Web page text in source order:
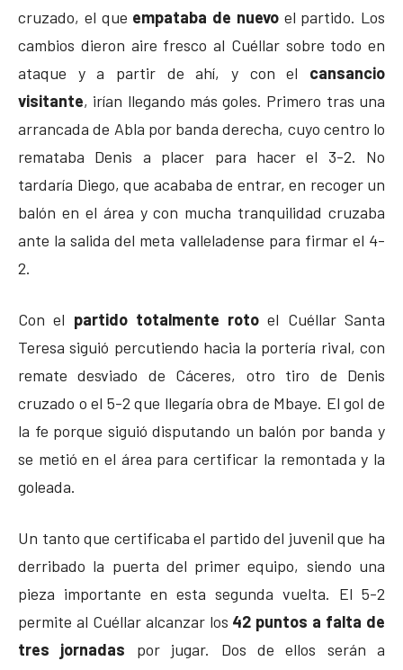
cruzado, el que empataba de nuevoel partido. Los
cambios dieron aire fresco al Cuéllar sobre todo en
ataque y a partir de ahí, y con el cansancio
visitante, irían llegando más goles. Primero tras una
arrancada de Abla por banda derecha, cuyo centro lo
remataba Denis a placer para hacer el 3-2. No
tardaría Diego, que acababa de entrar, en recoger un
balón en el área y con mucha tranquilidad cruzaba
ante la salida del meta valleladense para firmar el 4-
2.
Con el partido totalmente roto el Cuéllar Santa
Teresa siguió percutiendo hacia la portería rival, con
remate desviado de Cáceres, otro tiro de Denis
cruzado o el 5-2 que llegaría obra de Mbaye. El gol de
la fe porque siguió disputando un balón por banda y
se metió en el área para certificar la remontada y la
goleada.
Un tanto que certificaba el partido del juvenil que ha
derribado la puerta del primer equipo, siendo una
pieza importante en esta segunda vuelta. El 5-2
permite al Cuéllar alcanzar los 42 puntos a falta de
tres jornadas por jugar. Dos de ellos serán a